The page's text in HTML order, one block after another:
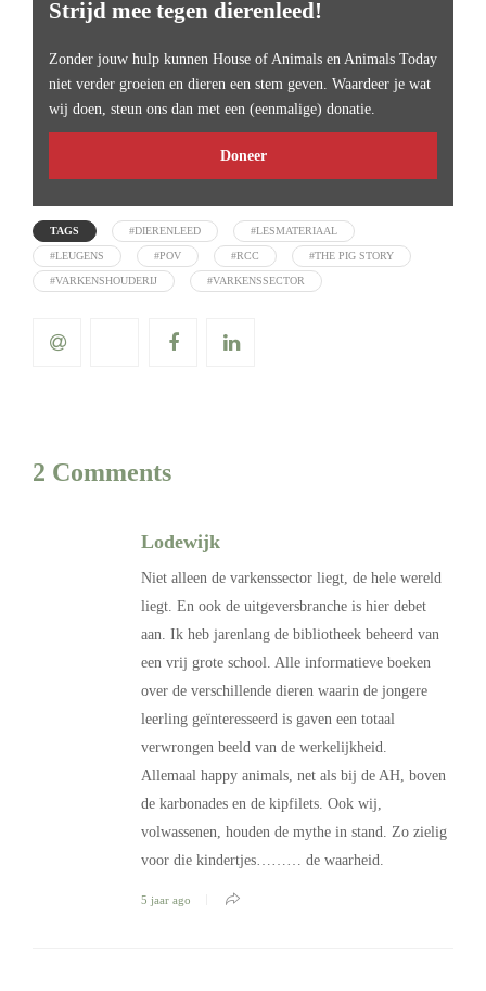
Strijd mee tegen dierenleed!
Zonder jouw hulp kunnen House of Animals en Animals Today
niet verder groeien en dieren een stem geven. Waardeer je wat
wij doen, steun ons dan met een (eenmalige) donatie.
Doneer
TAGS #DIERENLEED #LESMATERIAAL
#LEUGENS #POV #RCC #THE PIG STORY
#VARKENSHOUDERIJ #VARKENSSECTOR
2 Comments
Lodewijk
Niet alleen de varkenssector liegt, de hele wereld
liegt. En ook de uitgeversbranche is hier debet
aan. Ik heb jarenlang de bibliotheek beheerd van
een vrij grote school. Alle informatieve boeken
over de verschillende dieren waarin de jongere
leerling geïnteresseerd is gaven een totaal
verwrongen beeld van de werkelijkheid.
Allemaal happy animals, net als bij de AH, boven
de karbonades en de kipfilets. Ook wij,
volwassenen, houden de mythe in stand. Zo zielig
voor die kindertjes……… de waarheid.
5 jaar ago